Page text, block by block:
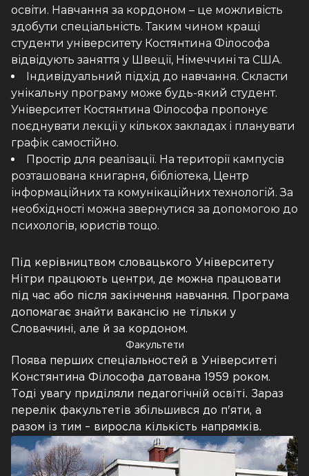
освіти. Навчання за кордоном – це можливість
здобути спеціальність. Таким чином кращі
студенти університету Костянтина Філософа
відвідують заняття у Швеції, Німеччині та США.
Індивідуальний підхід до навчання. Скласти
унікальну програму може будь-який студент.
Університет Костянтина Філософа пропонує
поєднувати лекції у кількох закладах і планувати
графік самостійно.
Простір для реалізації. На території кампусів
розташована книгарня, бібліотека, Центр
інформаційних та комунікаційних технологій. За
необхідності можна звернутися за допомогою до
психологів, юристів тощо.
Під керівництвом словацького Університету
Нітри працюють центри, де можна працювати
під час або після закінчення навчання. Програма
допомагає знайти вакансію не тільки у
Словаччині, але й за кордоном.
Факультети
Поява перших спеціальностей в Університеті
Констянтина Філософа датована 1959 роком.
Тоді увагу приділяли педагогічній освіті. Зараз
перелік факультетів збільшився до п'яти, а
разом із тим – виросла кількість напрямків.